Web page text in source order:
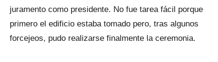
juramento como presidente. No fue tarea fácil porque
primero el edificio estaba tomado pero, tras algunos
forcejeos, pudo realizarse finalmente la ceremonia.